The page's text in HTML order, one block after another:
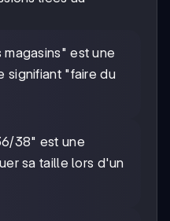
magasins" est une
signifiant "faire du
38" est une
sa taille lors d'un